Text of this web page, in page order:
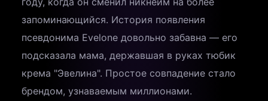
запоминающийся. История появления
псевдонима Evelone довольно забавна — его
подсказала мама, державшая в руках тюбик
крема "Эвелина". Простое совпадение стало
брендом, узнаваемым миллионами.